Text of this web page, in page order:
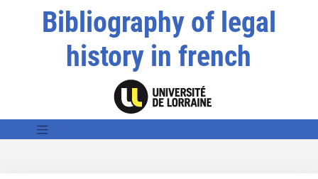
Bibliography of legal
history in french